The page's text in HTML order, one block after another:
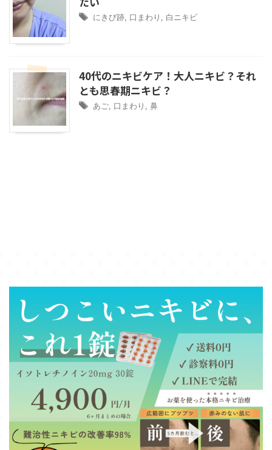
にきび跡, 口まわり , 白ニキビ
40代のニキビケア！大人ニキビ？それ
とも思春期ニキビ？
あご, 口まわり , 鼻